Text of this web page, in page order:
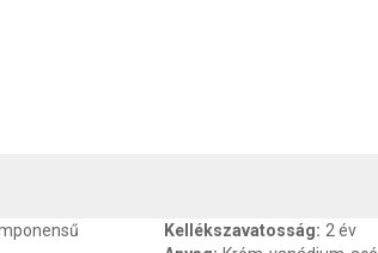
Kellékszavatosság: 2 év